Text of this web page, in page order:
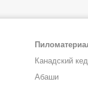
Канадский
Абаши